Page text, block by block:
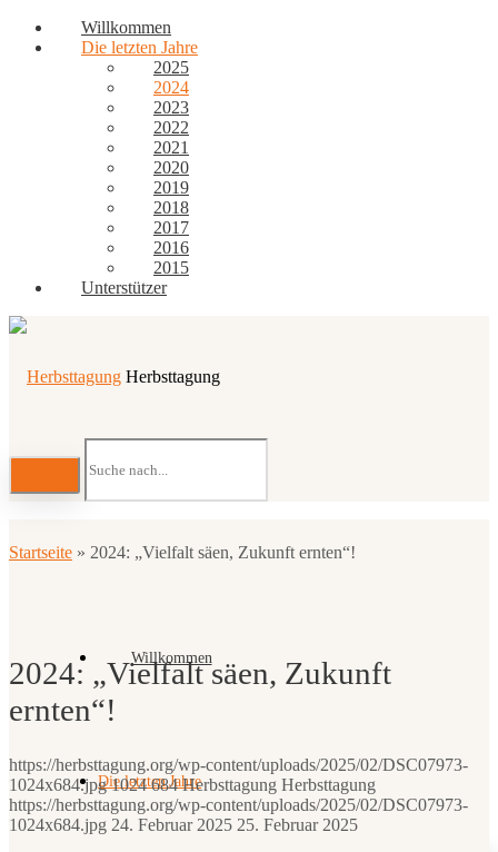
Willkommen
Die letzten Jahre
2025
2024
2023
2022
2021
2020
2019
2018
2017
2016
2015
Unterstützer
Herbsttagung
Willkommen
Die letzten Jahre
Startseite » 2024: „Vielfalt säen, Zukunft ernten“!
2024: „Vielfalt säen, Zukunft
ernten“!
https://herbsttagung.org/wp-content/uploads/2025/02/DSC07973-
1024x684.jpg 1024 684 Herbsttagung Herbsttagung
https://herbsttagung.org/wp-content/uploads/2025/02/DSC07973-
1024x684.jpg 24. Februar 2025 25. Februar 2025